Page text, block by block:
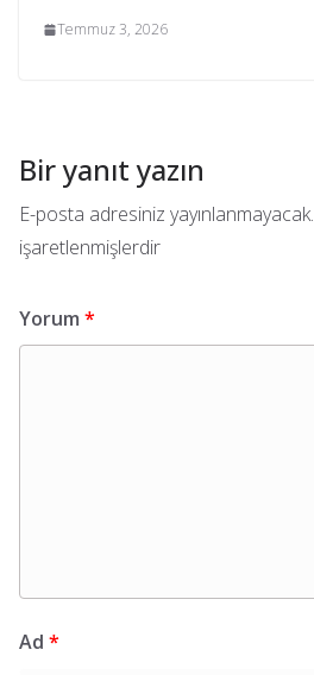
Temmuz 3, 2026
Bir yanıt yazın
E-posta adresiniz yayınlanmayacak.
işaretlenmişlerdir
Yorum *
Ad *